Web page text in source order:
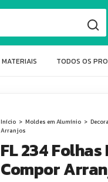
MATERIAIS TODOS OS
Início > Moldes em Alumínio >
Arranjos
FL 234
Compor